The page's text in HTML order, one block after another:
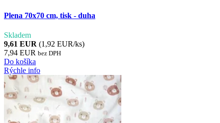
Plena 70x70 cm, tisk - duha
Skladem
9,61 EUR (1,92 EUR/ks)
7,94 EUR bez DPH
Do košíka
Rýchle info